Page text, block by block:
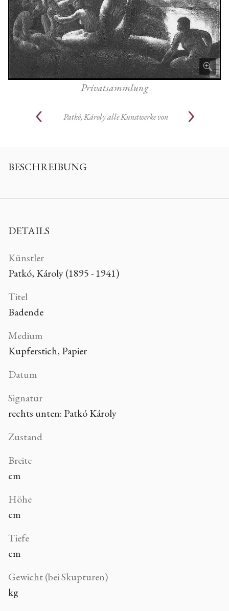
Privatsammlung
Patkó, Károly alle Kunstwerke von
BESCHREIBUNG
DETAILS
Künstler
Patkó, Károly (1895 - 1941)
Titel
Badende
Medium
Kupferstich, Papier
Datum
Signatur
rechts unten: Patkó Károly
Zustand
Breite
cm
Höhe
cm
Tiefe
cm
Gewicht (bei Skupturen)
kg